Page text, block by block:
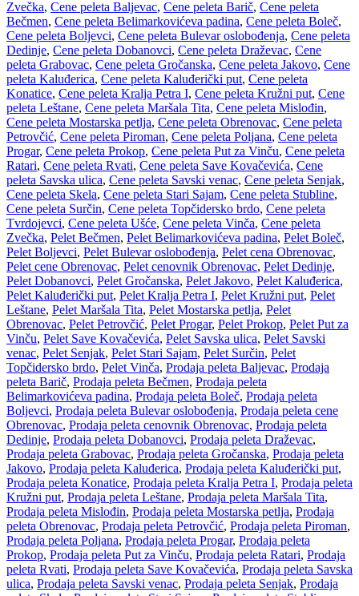
Zvečka, Cene peleta Baljevac, Cene peleta Barič, Cene peleta
Bečmen, Cene peleta Belimarkovićeva padina, Cene peleta Boleč,
Cene peleta Boljevci, Cene peleta Bulevar oslobođenja, Cene peleta
Dedinje, Cene peleta Dobanovci, Cene peleta Draževac, Cene
peleta Grabovac, Cene peleta Gročanska, Cene peleta Jakovo, Cene
peleta Kaluđerica, Cene peleta Kaluđerički put, Cene peleta
Konatice, Cene peleta Kralja Petra I, Cene peleta Kružni put, Cene
peleta Leštane, Cene peleta Maršala Tita, Cene peleta Mislođin,
Cene peleta Mostarska petlja, Cene peleta Obrenovac, Cene peleta
Petrovčić, Cene peleta Piroman, Cene peleta Poljana, Cene peleta
Progar, Cene peleta Prokop, Cene peleta Put za Vinču, Cene peleta
Ratari, Cene peleta Rvati, Cene peleta Save Kovačevića, Cene
peleta Savska ulica, Cene peleta Savski venac, Cene peleta Senjak,
Cene peleta Skela, Cene peleta Stari Sajam, Cene peleta Stubline,
Cene peleta Surčin, Cene peleta Topčidersko brdo, Cene peleta
Tvrdojevci, Cene peleta Ušće, Cene peleta Vinča, Cene peleta
Zvečka, Pelet Bečmen, Pelet Belimarkovićeva padina, Pelet Boleč,
Pelet Boljevci, Pelet Bulevar oslobođenja, Pelet cena Obrenovac,
Pelet cene Obrenovac, Pelet cenovnik Obrenovac, Pelet Dedinje,
Pelet Dobanovci, Pelet Gročanska, Pelet Jakovo, Pelet Kaluđerica,
Pelet Kaluđerički put, Pelet Kralja Petra I, Pelet Kružni put, Pelet
Leštane, Pelet Maršala Tita, Pelet Mostarska petlja, Pelet
Obrenovac, Pelet Petrovčić, Pelet Progar, Pelet Prokop, Pelet Put za
Vinču, Pelet Save Kovačevića, Pelet Savska ulica, Pelet Savski
venac, Pelet Senjak, Pelet Stari Sajam, Pelet Surčin, Pelet
Topčidersko brdo, Pelet Vinča, Prodaja peleta Baljevac, Prodaja
peleta Barič, Prodaja peleta Bečmen, Prodaja peleta
Belimarkovićeva padina, Prodaja peleta Boleč, Prodaja peleta
Boljevci, Prodaja peleta Bulevar oslobođenja, Prodaja peleta cene
Obrenovac, Prodaja peleta cenovnik Obrenovac, Prodaja peleta
Dedinje, Prodaja peleta Dobanovci, Prodaja peleta Draževac,
Prodaja peleta Grabovac, Prodaja peleta Gročanska, Prodaja peleta
Jakovo, Prodaja peleta Kaluđerica, Prodaja peleta Kaluđerički put,
Prodaja peleta Konatice, Prodaja peleta Kralja Petra I, Prodaja peleta
Kružni put, Prodaja peleta Leštane, Prodaja peleta Maršala Tita,
Prodaja peleta Mislođin, Prodaja peleta Mostarska petlja, Prodaja
peleta Obrenovac, Prodaja peleta Petrovčić, Prodaja peleta Piroman,
Prodaja peleta Poljana, Prodaja peleta Progar, Prodaja peleta
Prokop, Prodaja peleta Put za Vinču, Prodaja peleta Ratari, Prodaja
peleta Rvati, Prodaja peleta Save Kovačevića, Prodaja peleta Savska
ulica, Prodaja peleta Savski venac, Prodaja peleta Senjak, Prodaja